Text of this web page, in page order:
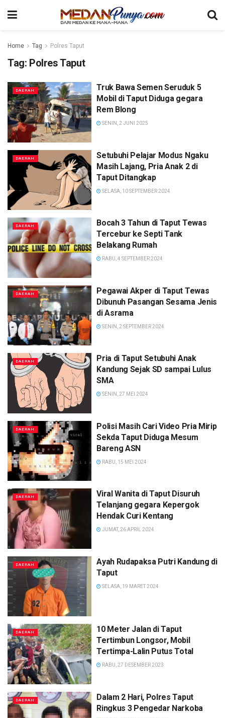
Home Tag Polres Taput
Tag: Polres Taput
DAERAH
Truk Bawa Semen Seruduk 5
Mobil di Taput Diduga gegara
Rem Blong
SENIN, 2 JUNI 2025
DAERAH
Setubuhi Pelajar Modus Ngaku
Masih Lajang, Pria Anak 2 di
Taput Ditangkap
SELASA, 10 SEPTEMBER 2024
DAERAH
Bocah 3 Tahun di Taput Tewas
Tercebur ke Septi Tank
Belakang Rumah
RABU, 4 SEPTEMBER 2024
DAERAH
Pegawai Akper di Taput Tewas
Dibunuh Pasangan Sesama Jenis
di Asrama
SENIN, 2 SEPTEMBER 2024
DAERAH
Pria di Taput Setubuhi Anak
Kandung Sejak SD sampai Lulus
SMA
SENIN, 27 MEI 2024
DAERAH
Polisi Masih Cari Video Pria Mirip
Sekda Taput Diduga Mesum
Bareng ASN
RABU, 15 MEI 2024
DAERAH
Viral Wanita di Taput Disuruh
Telanjang gegara Kepergok
Hendak Curi Kentang
JUMAT, 26 APRIL 2024
DAERAH
Ayah Rudapaksa Putri Kandung di
Taput
SELASA, 19 MARET 2024
DAERAH
10 Meter Jalan di Taput
Tertimbun Longsor, Mobil
Tertimpa-Lalin Putus Total
RABU, 27 DESEMBER 2023
DAERAH
Dalam 2 Hari, Polres Taput
Ringkus 3 Pengedar Narkoba